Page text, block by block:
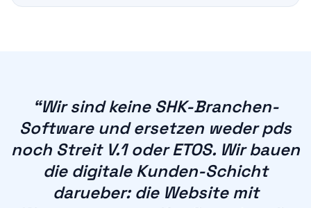
“Wir sind keine SHK-Branchen-
Software und ersetzen weder pds
noch Streit V.1 oder ETOS. Wir bauen
die digitale Kunden-Schicht
darueber: die Website mit